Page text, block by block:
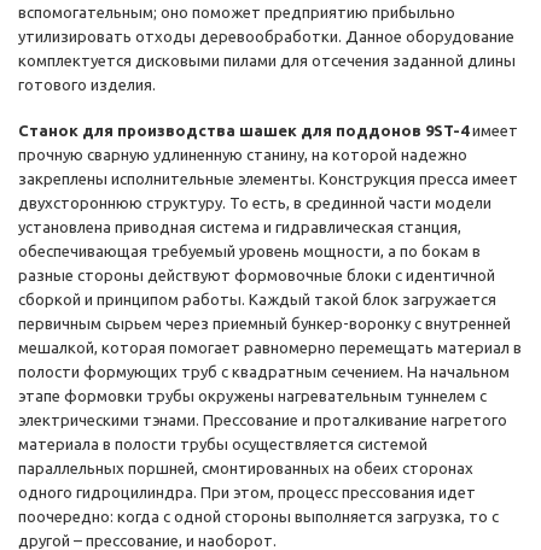
вспомогательным; оно поможет предприятию прибыльно
утилизировать отходы деревообработки. Данное оборудование
комплектуется дисковыми пилами для отсечения заданной длины
готового изделия.
Станок для производства шашек для поддонов 9ST-4имеет
прочную сварную удлиненную станину, на которой надежно
закреплены исполнительные элементы. Конструкция пресса имеет
двухстороннюю структуру. То есть, в срединной части модели
установлена приводная система и гидравлическая станция,
обеспечивающая требуемый уровень мощности, а по бокам в
разные стороны действуют формовочные блоки с идентичной
сборкой и принципом работы. Каждый такой блок загружается
первичным сырьем через приемный бункер-воронку с внутренней
мешалкой, которая помогает равномерно перемещать материал в
полости формующих труб с квадратным сечением. На начальном
этапе формовки трубы окружены нагревательным туннелем с
электрическими тэнами. Прессование и проталкивание нагретого
материала в полости трубы осуществляется системой
параллельных поршней, смонтированных на обеих сторонах
одного гидроцилиндра. При этом, процесс прессования идет
поочередно: когда с одной стороны выполняется загрузка, то с
другой – прессование, и наоборот.